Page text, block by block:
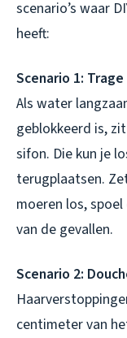
scenario’s waar
heeft:
Scenario 1:
Als water
geblokkeerd is,
sifon. Die kun je
terugplaatsen.
moeren los,
van de gevallen.
Scenario 2:
centimeter van